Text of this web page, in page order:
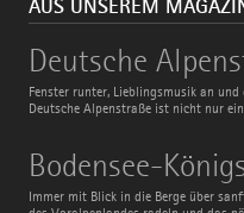
AUS UNSEREM
Deutsche
Fenster runter, Lieblingsmusik an
Deutsche Alpenstraße ist nicht nur
Deutsche
Alpenstraße
Bodensee-
Immer mit Blick in die Berge über
Bodensee-
Königssee-
Radweg